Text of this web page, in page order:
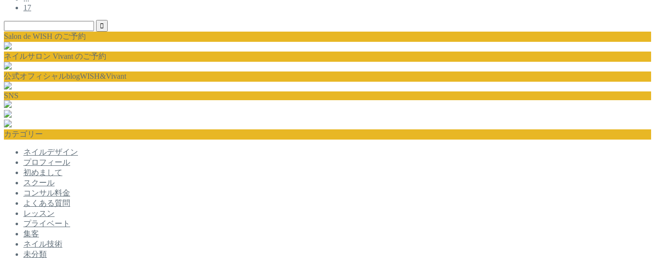
17
Salon de WISH のご予約
ネイルサロン Vivant のご予約
公式オフィシャルblogWISH&Vivant
SNS
カテゴリー
ネイルデザイン
プロフィール
初めまして
スクール
コンサル料金
よくある質問
レッスン
プライベート
集客
ネイル技術
未分類